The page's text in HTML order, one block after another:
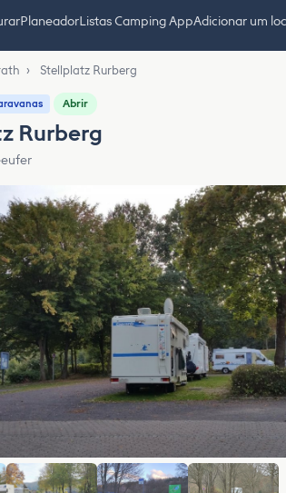
PlaneadorListas Camping AppAdicionar um
› Stellplatz Rurberg
Abrir
Rurberg